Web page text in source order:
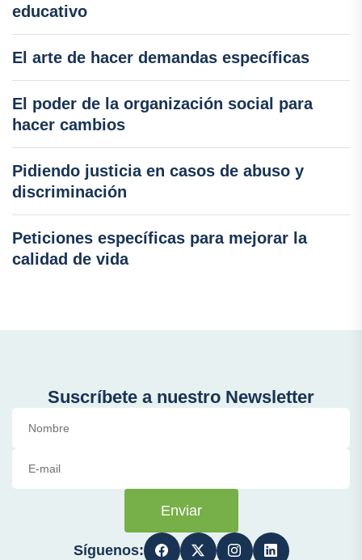
educativo
El arte de hacer demandas específicas
El poder de la organización social para
hacer cambios
Pidiendo justicia en casos de abuso y
discriminación
Peticiones específicas para mejorar la
calidad de vida
Suscríbete a nuestro Newsletter
Enviar
Síguenos: